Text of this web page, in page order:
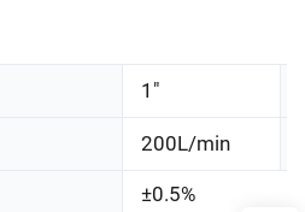
1"
200L/min
±0.5%